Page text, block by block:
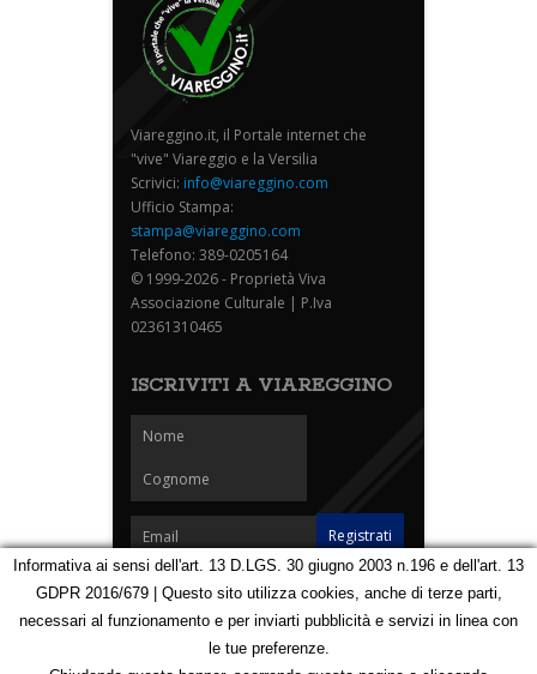
Viareggino.it, il Portale internet che
"vive" Viareggio e la Versilia
Scrivici: info@viareggino.com
Ufficio Stampa:
stampa@viareggino.com
Telefono: 389-0205164
© 1999-2026 - Proprietà Viva
Associazione Culturale | P.Iva
02361310465
ISCRIVITI A VIAREGGINO
Homepage Notizie Speciali Eventi Foto Carnevale
Partners
Contatti
Mappa
Informativa ai sensi dell'art. 13 D.LGS. 30 giugno 2003 n.196 e dell'art. 13
GDPR 2016/679 | Questo sito utilizza cookies, anche di terze parti,
necessari al funzionamento e per inviarti pubblicità e servizi in linea con
le tue preferenze.